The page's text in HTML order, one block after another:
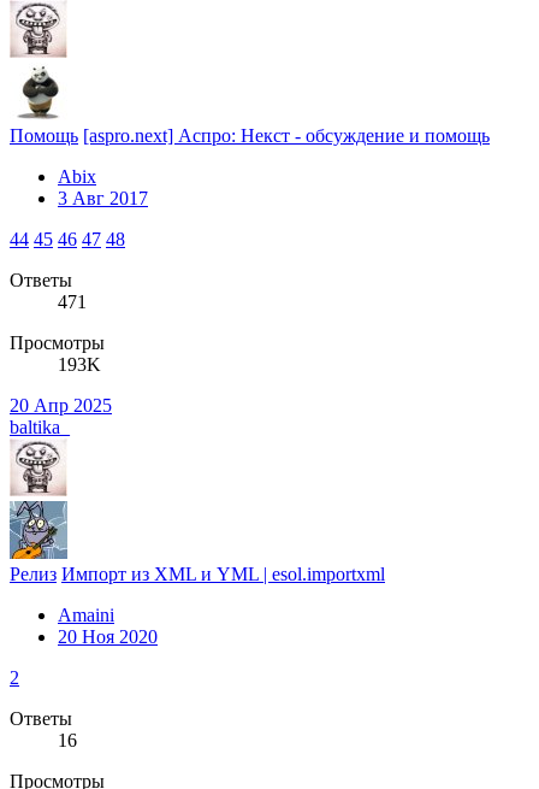
Помощь [aspro.next] Аспро: Некст - обсуждение и помощь
Abix
3 Авг 2017
44 45 46 47 48
Ответы
471
Просмотры
193K
20 Апр 2025
baltika_
Релиз Импорт из XML и YML | esol.importxml
Amaini
20 Ноя 2020
2
Ответы
16
Просмотры